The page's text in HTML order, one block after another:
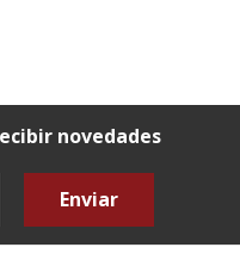
novedades
Enviar